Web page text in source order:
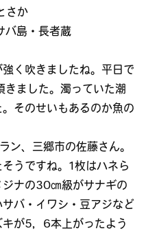
さか
島・長者蔵
く吹きましたね。平日で
ました。濁っていた潮
そのせいもあるのか魚の
ン、三郷市の佐藤さん。
うですね。1枚はハネら
ジナの30㎝級がサナギの
バ・イワシ・豆アジなど
が5，6本上がったよう